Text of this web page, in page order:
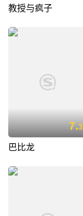
教授与疯子
7.3
巴比龙